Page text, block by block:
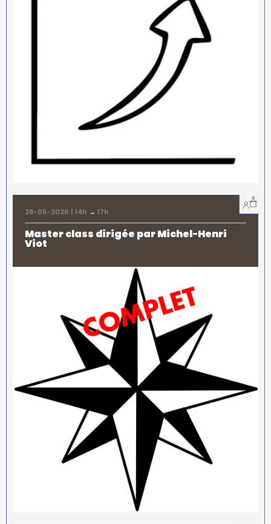
28-05-2026 | 14h → 17h
Master class dirigée par Michel-Henri
Viot